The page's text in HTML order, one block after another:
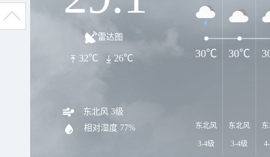
雷达图
32℃ 26℃
东北风 3级
相对湿度 77% 东北风
3-4级
东北风
3-4级
30℃ 30℃